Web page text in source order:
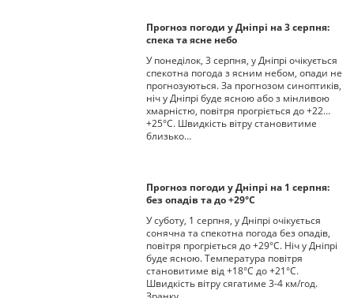
Прогноз погоди у Дніпрі на 3 серпня:
спека та ясне небо
У понеділок, 3 серпня, у Дніпрі очікується
спекотна погода з ясним небом, опади не
прогнозуються. За прогнозом синоптиків,
ніч у Дніпрі буде ясною або з мінливою
хмарністю, повітря прогріється до +22…
+25°С. Швидкість вітру становитиме
близько…
Прогноз погоди у Дніпрі на 1 серпня:
без опадів та до +29°С
У суботу, 1 серпня, у Дніпрі очікується
сонячна та спекотна погода без опадів,
повітря прогріється до +29°С. Ніч у Дніпрі
буде ясною. Температура повітря
становитиме від +18°С до +21°С.
Швидкість вітру сягатиме 3-4 км/год.